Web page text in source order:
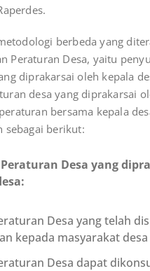
berbeda yang
Peraturan Desa, yaitu
diprakarsai oleh kepala
desa yang diprakarsai
bersama kepala
sebagai berikut:
Desa yang
Desa yang telah
kepada masyarakat desa
Desa dapat